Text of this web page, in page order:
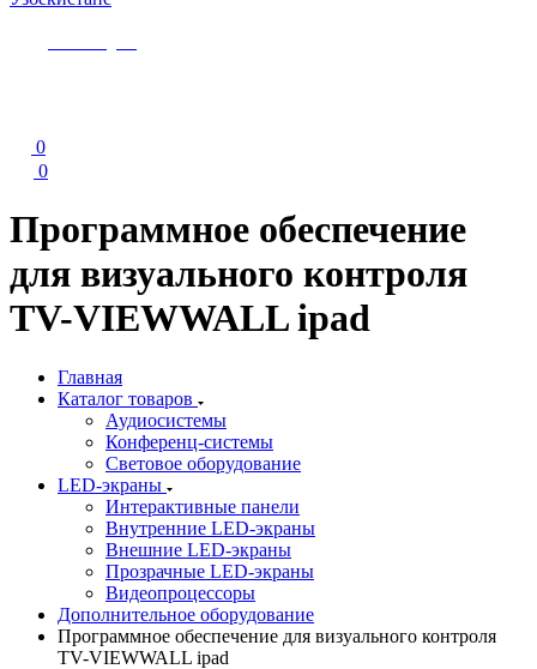
0
0
Программное обеспечение
для визуального контроля
TV-VIEWWALL ipad
Главная
Каталог товаров
Аудиосистемы
Конференц-системы
Световое оборудование
LED-экраны
Интерактивные панели
Внутренние LED-экраны
Внешние LED-экраны
Прозрачные LED-экраны
Видеопроцессоры
Дополнительное оборудование
Программное обеспечение для визуального контроля
TV-VIEWWALL ipad